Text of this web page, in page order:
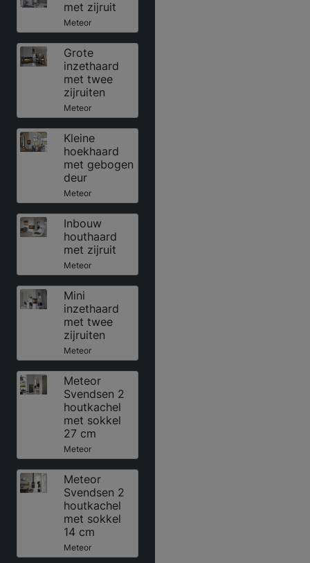
met zijruit
Meteor
Grote
inzethaard
met twee
zijruiten
Meteor
Kleine
hoekhaard
met gebogen
deur
Meteor
Inbouw
houthaard
met zijruit
Meteor
Mini
inzethaard
met twee
zijruiten
Meteor
Meteor
Svendsen 2
houtkachel
met sokkel
27 cm
Meteor
Meteor
Svendsen 2
houtkachel
met sokkel
14 cm
Meteor